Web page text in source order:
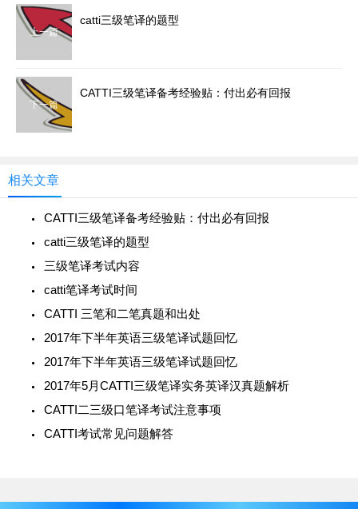
上一篇
catti三级笔译的题型
下一篇
CATTI三级笔译备考经验贴：付出必有回报
相关文章
CATTI三级笔译备考经验贴：付出必有回报
catti三级笔译的题型
三级笔译考试内容
catti笔译考试时间
CATTI 三笔和二笔真题和出处
2017年下半年英语三级笔译试题回忆
2017年下半年英语三级笔译试题回忆
2017年5月CATTI三级笔译实务英译汉真题解析
CATTI二三级口笔译考试注意事项
CATTI考试常见问题解答